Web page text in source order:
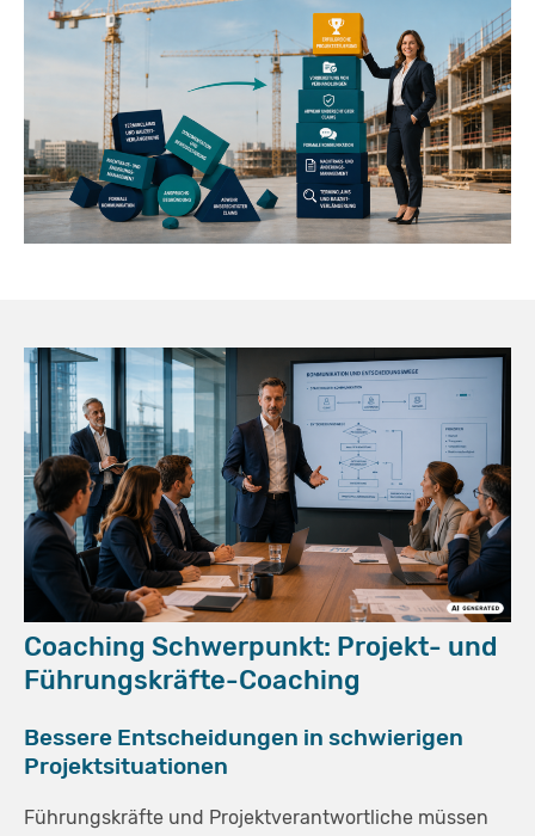
Coaching Schwerpunkt: Projekt- und
Führungskräfte-Coaching
Bessere Entscheidungen in schwierigen
Projektsituationen
Führungskräfte und Projektverantwortliche müssen